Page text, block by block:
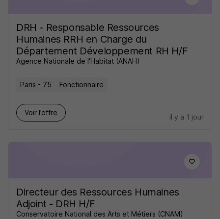
DRH - Responsable Ressources
Humaines RRH en Charge du
Département Développement RH H/F
Agence Nationale de l'Habitat (ANAH)
Paris - 75 Fonctionnaire
Voir l’offre
il y a 1 jour
Directeur des Ressources Humaines
Adjoint - DRH H/F
Conservatoire National des Arts et Métiers (CNAM)